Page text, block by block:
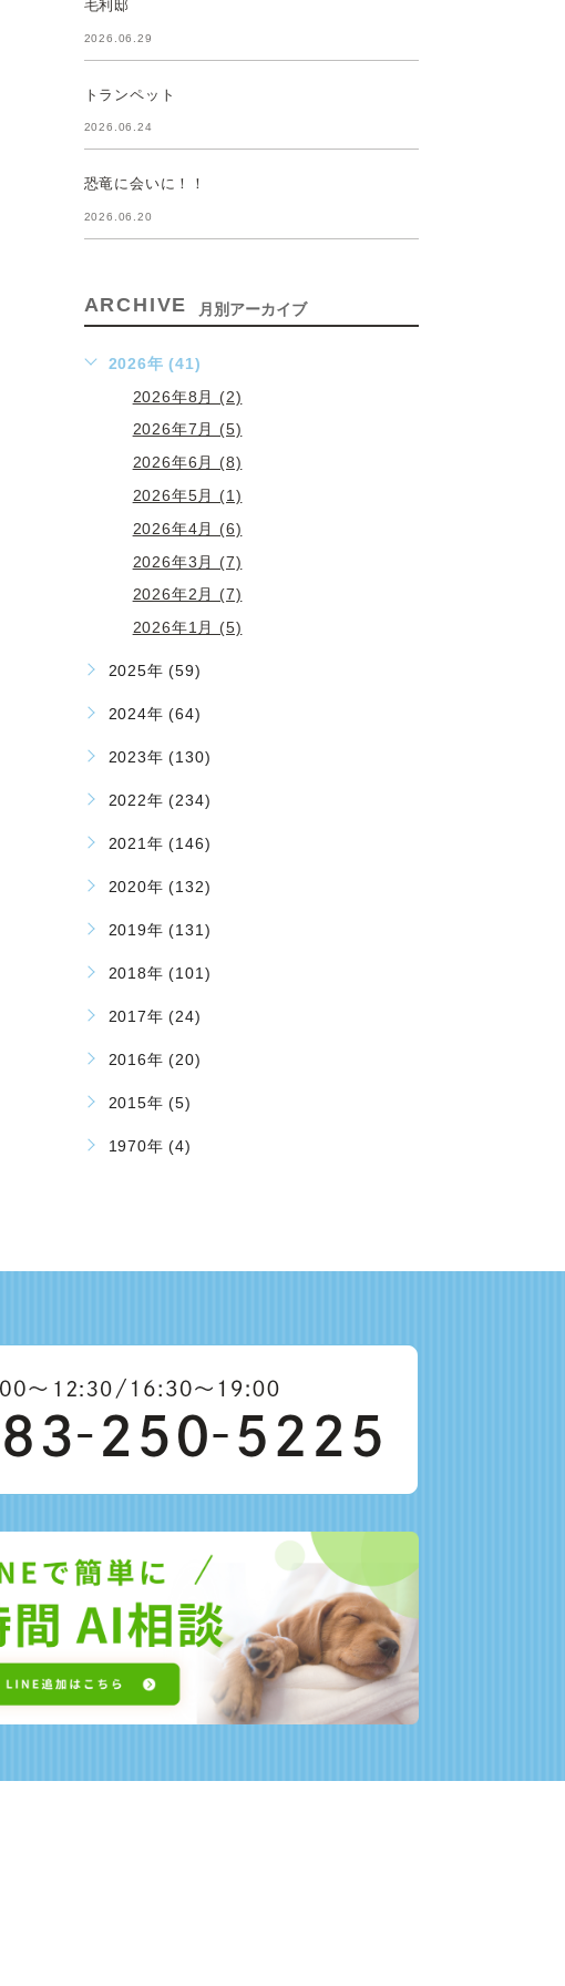
毛利邸
2026.06.29
トランペット
2026.06.24
恐竜に会いに！！
2026.06.20
ARCHIVE 月別アーカイブ
2026年 (41)
2026年8月 (2)
2026年7月 (5)
2026年6月 (8)
2026年5月 (1)
2026年4月 (6)
2026年3月 (7)
2026年2月 (7)
2026年1月 (5)
2025年 (59)
2024年 (64)
2023年 (130)
2022年 (234)
2021年 (146)
2020年 (132)
2019年 (131)
2018年 (101)
2017年 (24)
2016年 (20)
2015年 (5)
1970年 (4)